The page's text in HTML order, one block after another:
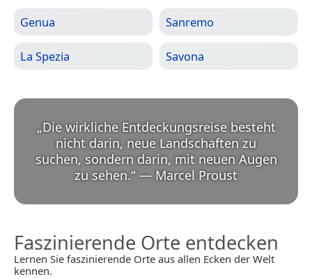
Genua Sanremo
La Spezia Savona
„Die wirkliche Entdeckungsreise besteht
nicht darin, neue Landschaften zu
suchen, sondern darin, mit neuen Augen
zu sehen.“ — Marcel Proust
Faszinierende Orte entdecken
Lernen Sie faszinierende Orte aus allen Ecken der Welt
kennen.